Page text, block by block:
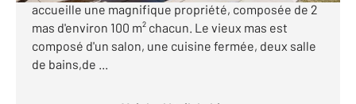
accueille une magnifique propriété, composée de 2
mas d'environ 100 m² chacun. Le vieux mas est
composé d'un salon, une cuisine fermée, deux salle
de bains,de ...